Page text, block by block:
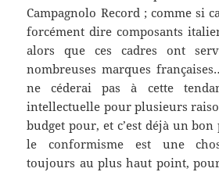
Campagnolo Record ; comme si
forcément dire composants
alors que ces cadres ont
nombreuses marques
ne céderai pas à cette
intellectuelle pour plusieurs
budget pour, et c’est déjà un bon
le conformisme est une
toujours au plus haut point,